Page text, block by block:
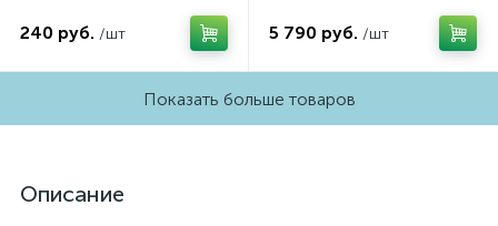
240 руб. /шт 5 790 руб. /шт
Показать больше товаров
Описание